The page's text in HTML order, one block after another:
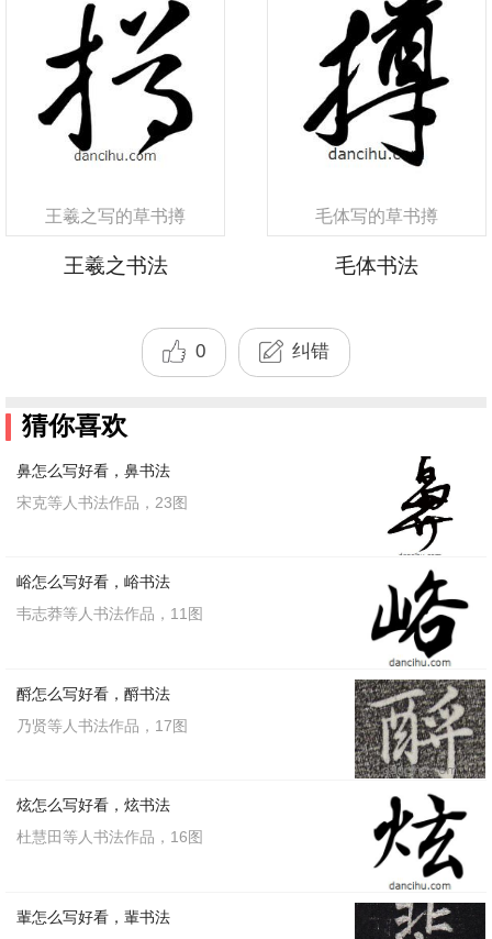
王羲之写的草书撙
王羲之书法
毛体写的草书撙
毛体书法
0 纠错
猜你喜欢
鼻怎么写好看，鼻书法
宋克等人书法作品，23图
峪怎么写好看，峪书法
韦志莽等人书法作品，11图
酹怎么写好看，酹书法
乃贤等人书法作品，17图
炫怎么写好看，炫书法
杜慧田等人书法作品，16图
輩怎么写好看，輩书法